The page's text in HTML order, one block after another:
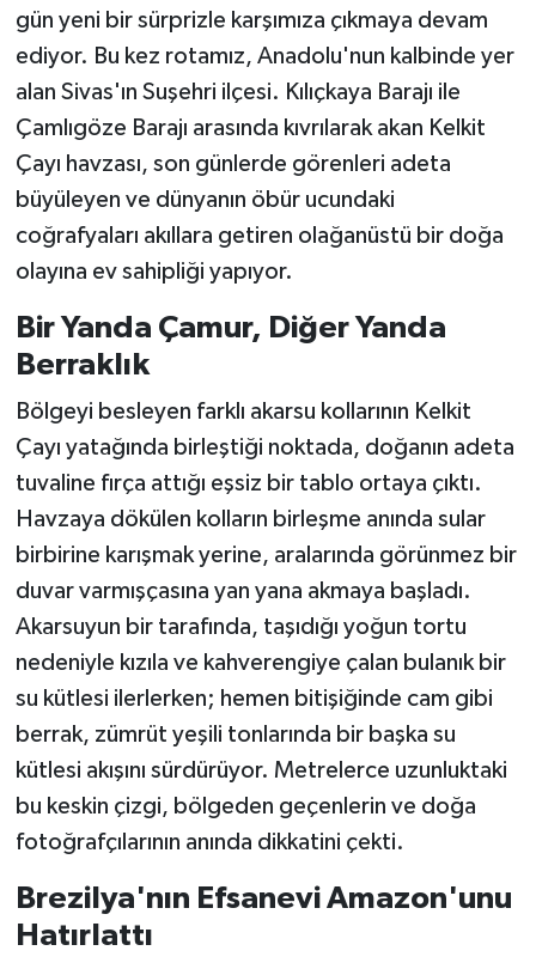
gün yeni bir sürprizle karşımıza çıkmaya devam
ediyor. Bu kez rotamız, Anadolu'nun kalbinde yer
alan Sivas'ın Suşehri ilçesi. Kılıçkaya Barajı ile
Çamlıgöze Barajı arasında kıvrılarak akan Kelkit
Çayı havzası, son günlerde görenleri adeta
büyüleyen ve dünyanın öbür ucundaki
coğrafyaları akıllara getiren olağanüstü bir doğa
olayına ev sahipliği yapıyor.
Bir Yanda Çamur, Diğer Yanda
Berraklık
Bölgeyi besleyen farklı akarsu kollarının Kelkit
Çayı yatağında birleştiği noktada, doğanın adeta
tuvaline fırça attığı eşsiz bir tablo ortaya çıktı.
Havzaya dökülen kolların birleşme anında sular
birbirine karışmak yerine, aralarında görünmez bir
duvar varmışçasına yan yana akmaya başladı.
Akarsuyun bir tarafında, taşıdığı yoğun tortu
nedeniyle kızıla ve kahverengiye çalan bulanık bir
su kütlesi ilerlerken; hemen bitişiğinde cam gibi
berrak, zümrüt yeşili tonlarında bir başka su
kütlesi akışını sürdürüyor. Metrelerce uzunluktaki
bu keskin çizgi, bölgeden geçenlerin ve doğa
fotoğrafçılarının anında dikkatini çekti.
Brezilya'nın Efsanevi Amazon'unu
Hatırlattı